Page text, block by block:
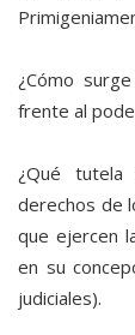
¿Cómo
frente al
¿Qué
derechos de
que ejercen
en su
judiciales).